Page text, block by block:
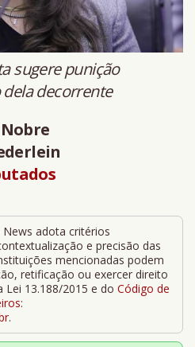
sugere punição
decorrente
adota critérios
e precisão das
mencionadas podem
retificação ou exercer direito
13.188/2015 e do Código de
:
.